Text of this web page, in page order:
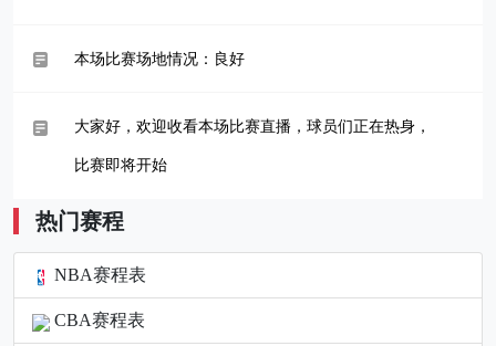
本场比赛场地情况：良好
大家好，欢迎收看本场比赛直播，球员们正在热身，
比赛即将开始
热门赛程
NBA赛程表
CBA赛程表